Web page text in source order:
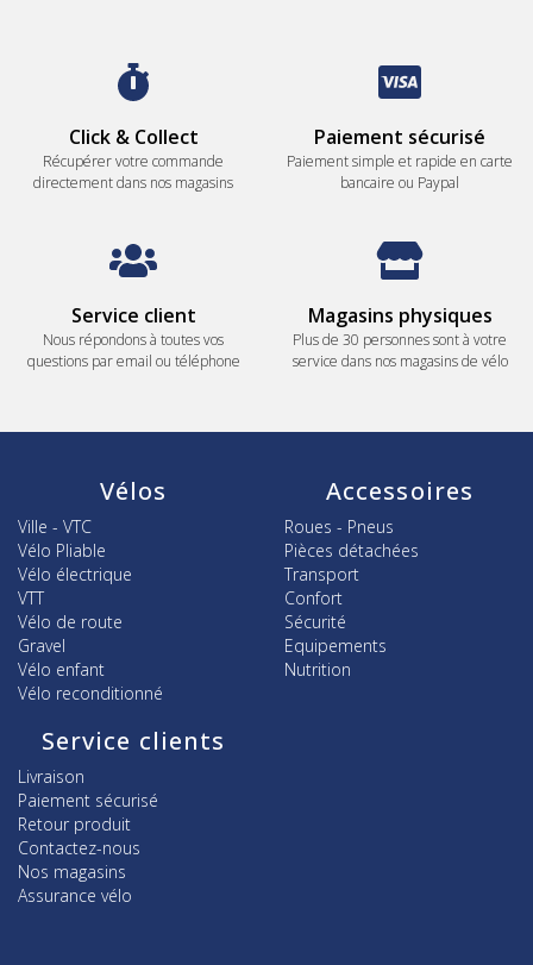
Click & Collect
Récupérer votre commande
directement dans nos magasins
Paiement sécurisé
Paiement simple et rapide en carte
bancaire ou Paypal
Service client
Nous répondons à toutes vos
questions par email ou téléphone
Magasins physiques
Plus de 30 personnes sont à votre
service dans nos magasins de vélo
Vélos
Ville - VTC
Vélo Pliable
Vélo électrique
VTT
Vélo de route
Gravel
Vélo enfant
Vélo reconditionné
Accessoires
Roues - Pneus
Pièces détachées
Transport
Confort
Sécurité
Equipements
Nutrition
Service clients
Livraison
Paiement sécurisé
Retour produit
Contactez-nous
Nos magasins
Assurance vélo